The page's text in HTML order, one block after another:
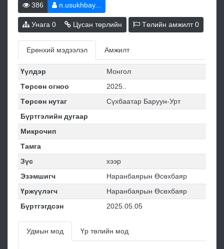
386 n.usukhbay...
Унага 0 Цусан төрлийн Төлийн амжилт0
Ерөнхий мэдээлэл Амжилт
Үүлдэр
Монгол
Төрсөн огноо
2025..
Төрсөн нутаг
Сүхбаатар Баруун-Урт
Бүртгэлийн дугаар
Микрочип
Тамга
Зүс
хээр
Эзэмшигч
Наранбаярын Өсөхбаяр
Үржүүлэгч
Наранбаярын Өсөхбаяр
Бүртгэгдсэн
2025.05.05
Удмын мод Үр төлийн мод